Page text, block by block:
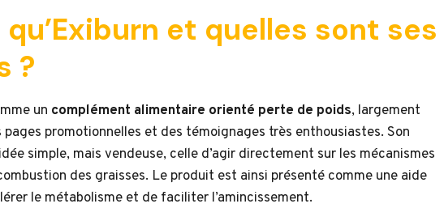
et quelles sont ses
?
un complément alimentaire orienté perte de poids, largement
pages promotionnelles et des témoignages très enthousiastes. Son
simple, mais vendeuse, celle d’agir directement sur les mécanismes
des graisses. Le produit est ainsi présenté comme une aide
le métabolisme et de faciliter l’amincissement.